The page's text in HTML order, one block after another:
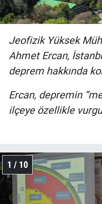
Jeofizik Yüksek
Ahmet Ercan,
deprem hakkında
Ercan, depremin
ilçeye özellikle
1 / 10
Ramazan